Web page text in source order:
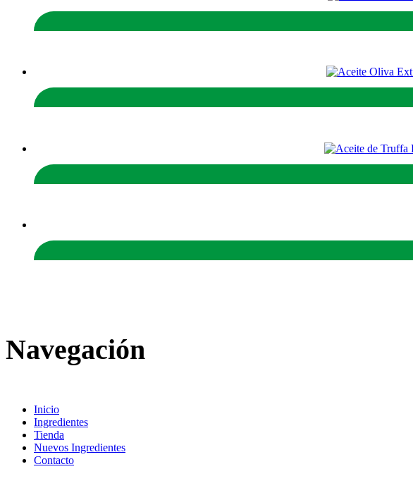
Navegación
Inicio
Ingredientes
Tienda
Nuevos Ingredientes
Contacto